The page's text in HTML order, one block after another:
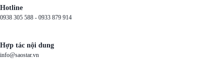
Hotline
0938 305 588 - 0933 879 914
Hợp tác nội dung
info@saostar.vn